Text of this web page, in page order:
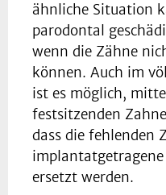
ähnliche Situation
parodontal
wenn die Zähne
können. Auch im
ist es möglich,
festsitzenden
dass die fehlenden
ersetzt werden.